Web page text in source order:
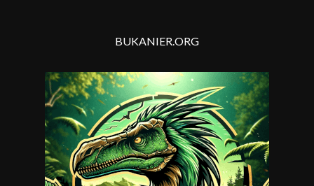
BUKANIER.ORG